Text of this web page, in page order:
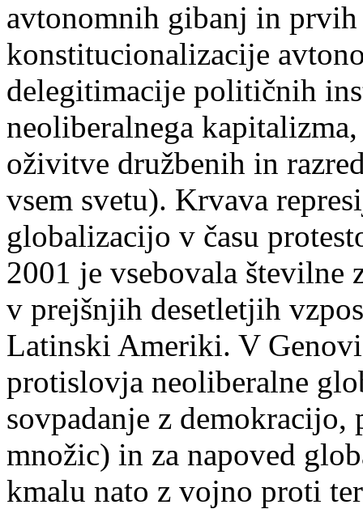
avtonomnih gibanj in
konstitucionalizacije
delegitimacije političnih
neoliberalnega
oživitve družbenih in
vsem svetu). Krvava
globalizacijo v času
2001 je vsebovala številne
v prejšnjih desetletjih
Latinski Ameriki. V
protislovja neoliberalne
sovpadanje z demokracijo,
množic) in za napoved
kmalu nato z vojno proti